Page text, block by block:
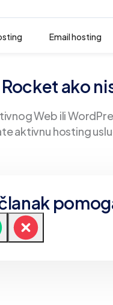
Email hosting
ako
Web ili
aktivnu hosting